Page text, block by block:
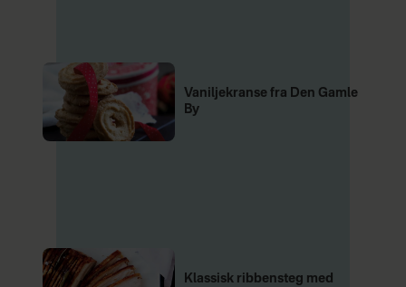
Vaniljekranse fra Den Gamle
By
Klassisk ribbensteg med